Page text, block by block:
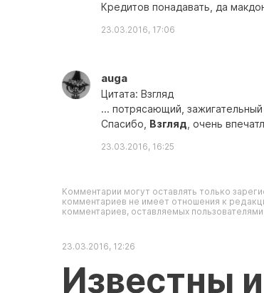
Кредитов понадавать, да
23.03.2016, 17:06
auga
Цитата: Взгляд
... потрясающий,
Спасибо, Взгляд , очень
23.03.2016, 16:25
Комментарии могут оставлять только
комментариев не имеет отношения к
комментариев, оставляемых пользователями
23.03.2016, 12:26
Известны